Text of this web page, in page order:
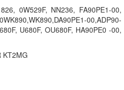
0W529F, NN236, FA90PE1-00,
00,ADP90-
U680F, OU680F, HA90PE0 -00,
KT2MG